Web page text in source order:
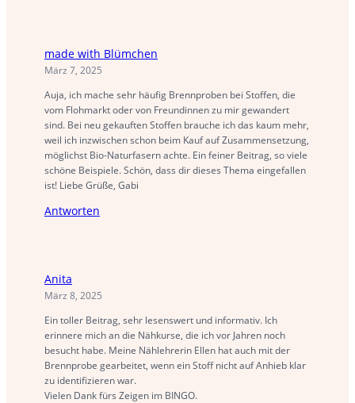
made with Blümchen
März 7, 2025
Auja, ich mache sehr häufig Brennproben bei Stoffen, die
vom Flohmarkt oder von Freundinnen zu mir gewandert
sind. Bei neu gekauften Stoffen brauche ich das kaum mehr,
weil ich inzwischen schon beim Kauf auf Zusammensetzung,
möglichst Bio-Naturfasern achte. Ein feiner Beitrag, so viele
schöne Beispiele. Schön, dass dir dieses Thema eingefallen
ist! Liebe Grüße, Gabi
Antworten
Anita
März 8, 2025
Ein toller Beitrag, sehr lesenswert und informativ. Ich
erinnere mich an die Nähkurse, die ich vor Jahren noch
besucht habe. Meine Nählehrerin Ellen hat auch mit der
Brennprobe gearbeitet, wenn ein Stoff nicht auf Anhieb klar
zu identifizieren war.
Vielen Dank fürs Zeigen im BINGO.